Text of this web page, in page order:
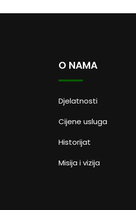
O NAMA
Djelatnosti
Cijene usluga
Historijat
Misija i vizija